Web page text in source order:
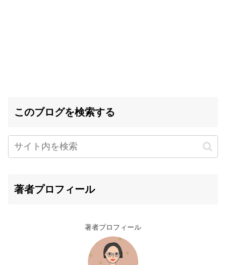
このブログを検索する
著者プロフィール
著者プロフィール